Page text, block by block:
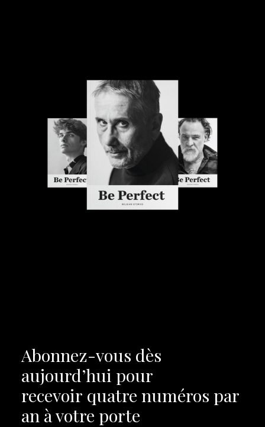
Abonnez-vous dès
aujourd’hui pour
recevoir quatre numéros par
an à votre porte